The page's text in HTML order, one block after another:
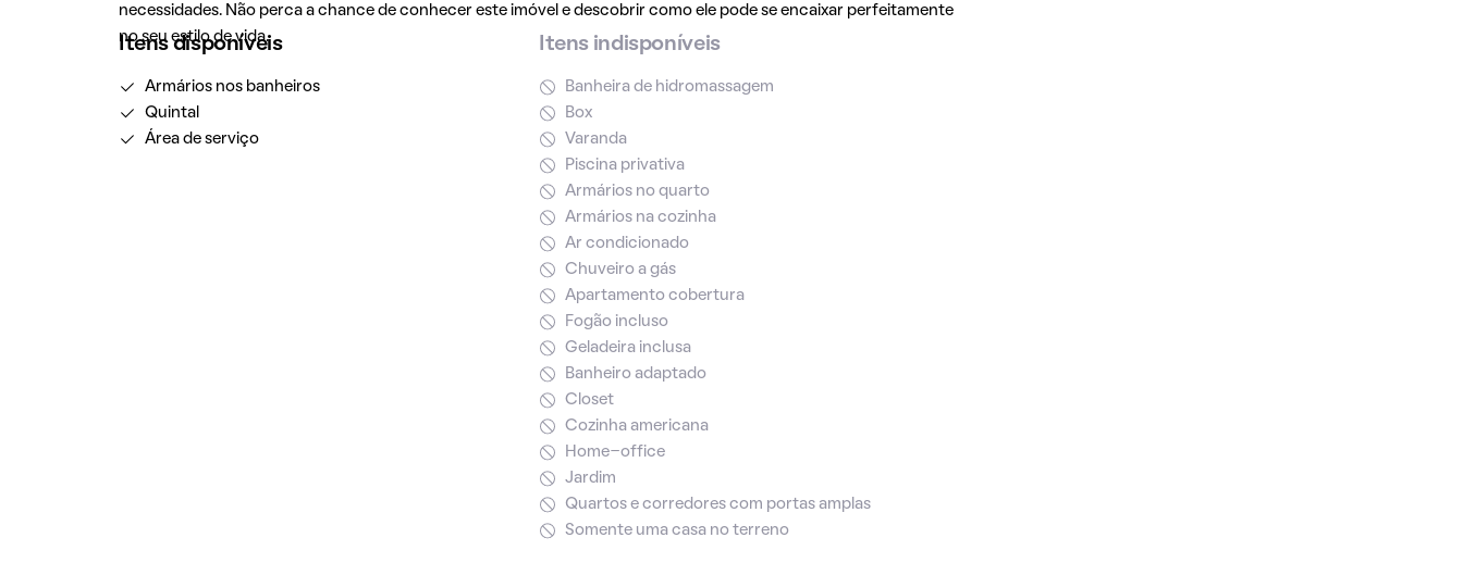
necessidades. Não perca a chance de conhecer este imóvel e descobrir como ele pode se encaixar perfeitamente
no seu estilo de vida.
Itens disponíveis
Armários nos banheiros
Quintal
Área de serviço
Itens indisponíveis
Banheira de hidromassagem
Box
Varanda
Piscina privativa
Armários no quarto
Armários na cozinha
Ar condicionado
Chuveiro a gás
Apartamento cobertura
Fogão incluso
Geladeira inclusa
Banheiro adaptado
Closet
Cozinha americana
Home-office
Jardim
Quartos e corredores com portas amplas
Somente uma casa no terreno